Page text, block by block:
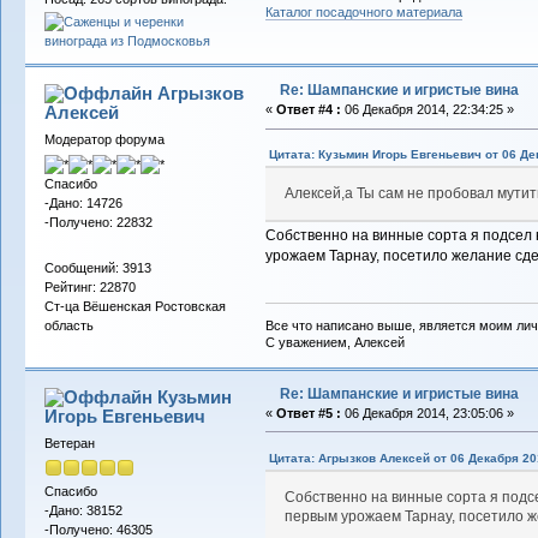
Каталог посадочного материала
Агрызков
Алексей
Модератор форума
Спасибо
-Дано: 14726
-Получено: 22832
Сообщений: 3913
Рейтинг: 22870
Ст-ца Вёшенская Ростовская
область
Re: Шампанские и игристые вина
« Ответ #4 : 06 Декабря 2014, 22:34:25 »
Цитата: Кузьмин Игорь Евгеньевич от 06
Алексей,а Ты сам не пробовал
Собственно на винные сорта я
урожаем Тарнау, посетило желание
Все что написано выше, является моим
С уважением, Алексей
Кузьмин
Игорь Евгеньевич
Ветеран
Спасибо
-Дано: 38152
-Получено: 46305
Re: Шампанские и игристые вина
« Ответ #5 : 06 Декабря 2014, 23:05:06 »
Цитата: Агрызков Алексей от 06 Декабря
Собственно на винные сорта я
первым урожаем Тарнау, посетило